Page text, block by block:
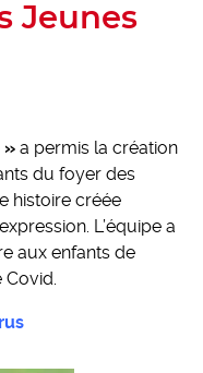
Jeunes
» a permis la création
du foyer des
histoire créée
L’équipe a
aux enfants de
Covid.